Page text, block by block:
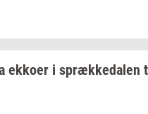
ek­ko­er i spræk­ke­da­len